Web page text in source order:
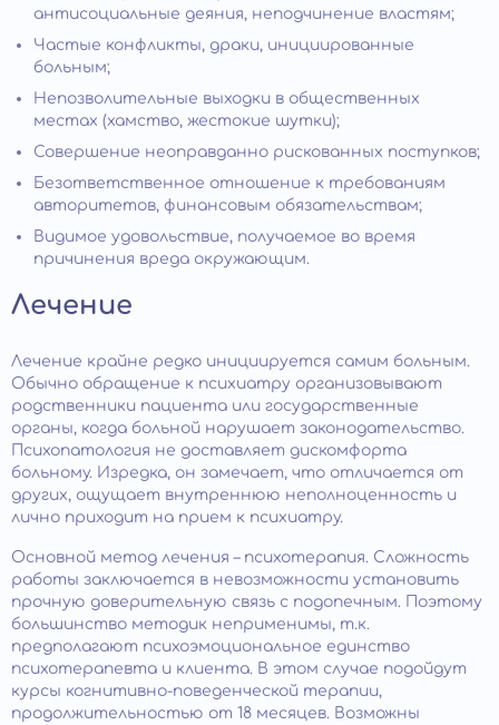
антисоциальные деяния, неподчинение властям;
Частые конфликты, драки, инициированные
больным;
Непозволительные выходки в общественных
местах (хамство, жестокие шутки);
Совершение неоправданно рискованных поступков;
Безответственное отношение к требованиям
авторитетов, финансовым обязательствам;
Видимое удовольствие, получаемое во время
причинения вреда окружающим.
Лечение
Лечение крайне редко инициируется самим больным.
Обычно обращение к психиатру организовывают
родственники пациента или государственные
органы, когда больной нарушает законодательство.
Психопатология не доставляет дискомфорта
больному. Изредка, он замечает, что отличается от
других, ощущает внутреннюю неполноценность и
лично приходит на прием к психиатру.
Основной метод лечения – психотерапия. Сложность
работы заключается в невозможности установить
прочную доверительную связь с подопечным. Поэтому
большинство методик неприменимы, т.к.
предполагают психоэмоциональное единство
психотерапевта и клиента. В этом случае подойдут
курсы когнитивно-поведенческой терапии,
продолжительностью от 18 месяцев. Возможны